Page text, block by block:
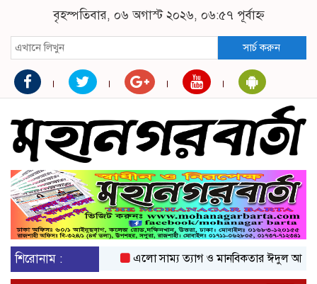
বৃহস্পতিবার, ০৬ অগাস্ট ২০২৬, ০৬:৫৭ পূর্বাহ্ন
সার্চ করুন
শিরোনাম : এলো সাম্য ত্যাগ ও মানবিকতার ঈদুল আজহা